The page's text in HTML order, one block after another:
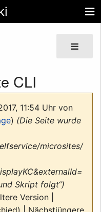
CLI
11:54 Uhr von
) (Die Seite wurde
microsites/
Skript folgt“)
Version |
| Nächstjüngere